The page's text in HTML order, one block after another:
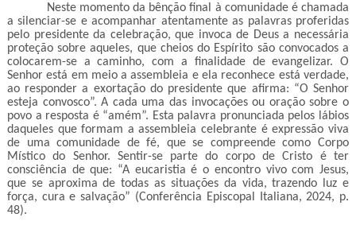
Neste momento da bênção final à comunidade é chamada
a silenciar-se e acompanhar atentamente as palavras proferidas
pelo presidente da celebração, que invoca de Deus a necessária
proteção sobre aqueles, que cheios do Espírito são convocados a
colocarem-se a caminho, com a finalidade de evangelizar. O
Senhor está em meio a assembleia e ela reconhece está verdade,
ao responder a exortação do presidente que afirma: “O Senhor
esteja convosco”. A cada uma das invocações ou oração sobre o
povo a resposta é “amém”. Esta palavra pronunciada pelos lábios
daqueles que formam a assembleia celebrante é expressão viva
de uma comunidade de fé, que se compreende como Corpo
Místico do Senhor. Sentir-se parte do corpo de Cristo é ter
consciência de que: “A eucaristia é o encontro vivo com Jesus,
que se aproxima de todas as situações da vida, trazendo luz e
força, cura e salvação” (Conferência Episcopal Italiana, 2024, p.
48).